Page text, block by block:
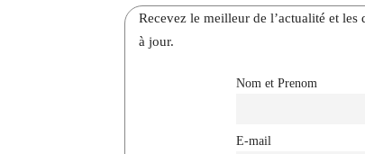
Recevez le meilleur de l’actualité et
à jour.
Nom et Prenom
E-mail